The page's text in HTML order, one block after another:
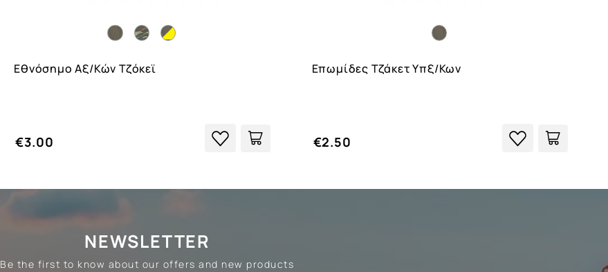
Εθνόσημο Αξ/κών Τζόκεϊ
€3.00
Επωμίδες Τζάκετ Υπξ/κων
€2.50
NEWSLETTER
Be the first to know about our offers and new products